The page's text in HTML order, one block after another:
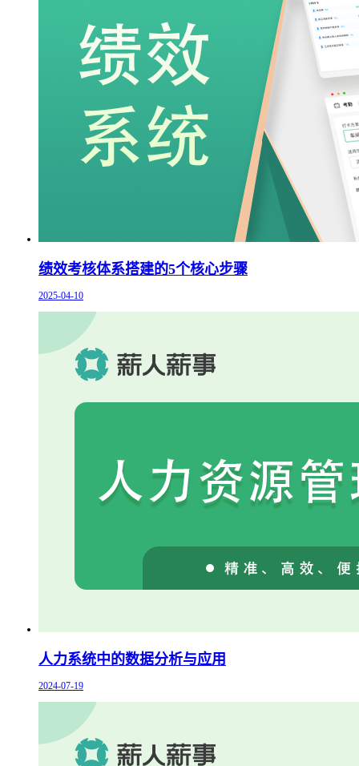
绩效考核体系搭建的5个核心步骤
2025-04-10
人力系统中的数据分析与应用
2024-07-19